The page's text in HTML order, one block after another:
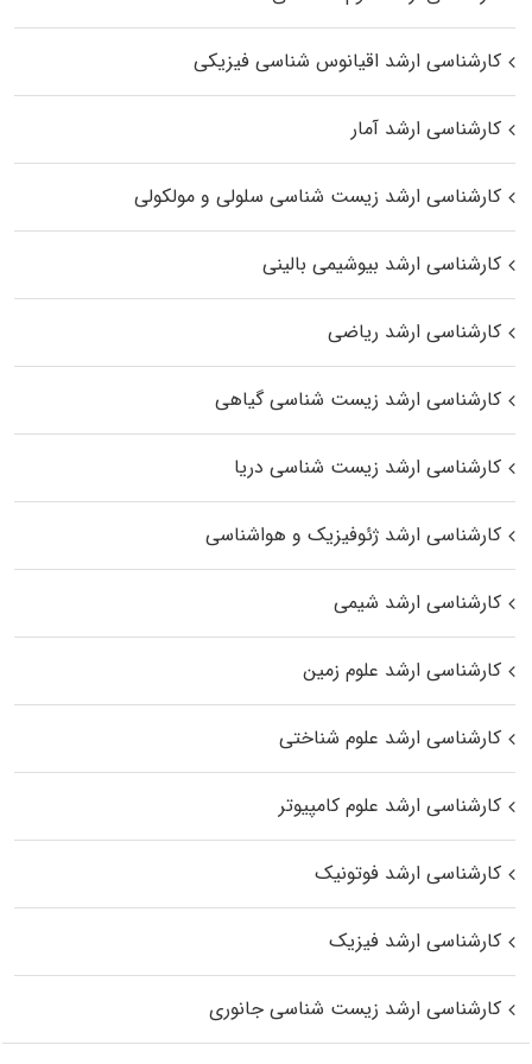
کارشناسی ارشد اقیانوس‌ شناسی فیزیکی
کارشناسی ارشد آمار
کارشناسی ارشد زیست شناسی سلولی و مولکولی
کارشناسی ارشد بیوشیمی بالینی
کارشناسی ارشد ریاضی
کارشناسی ارشد زیست‌ شناسی گیاهی
کارشناسی ارشد زیست‌ شناسی دریا
کارشناسی ارشد ژئوفیزیک و هواشناسی
کارشناسی ارشد شیمی
کارشناسی ارشد علوم زمین
کارشناسی ارشد علوم شناختی
کارشناسی ارشد علوم کامپیوتر
کارشناسی ارشد فوتونیک
کارشناسی ارشد فیزیک
کارشناسی ارشد زیست‌ شناسی جانوری